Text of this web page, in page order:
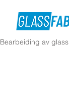
Bearbeiding av glass